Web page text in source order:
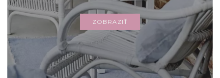
ZOBRAZIŤ